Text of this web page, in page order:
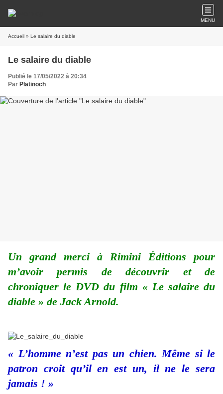
MENU
Accueil » Le salaire du diable
Le salaire du diable
Publié le 17/05/2022 à 20:34
Par Platinoch
Un grand merci à Rimini Éditions pour
m’avoir permis de découvrir et de
chroniquer le DVD du film « Le salaire du
diable » de Jack Arnold.
« L’homme n’est pas un chien. Même si le
patron croit qu’il en est un, il ne le sera
jamais ! »